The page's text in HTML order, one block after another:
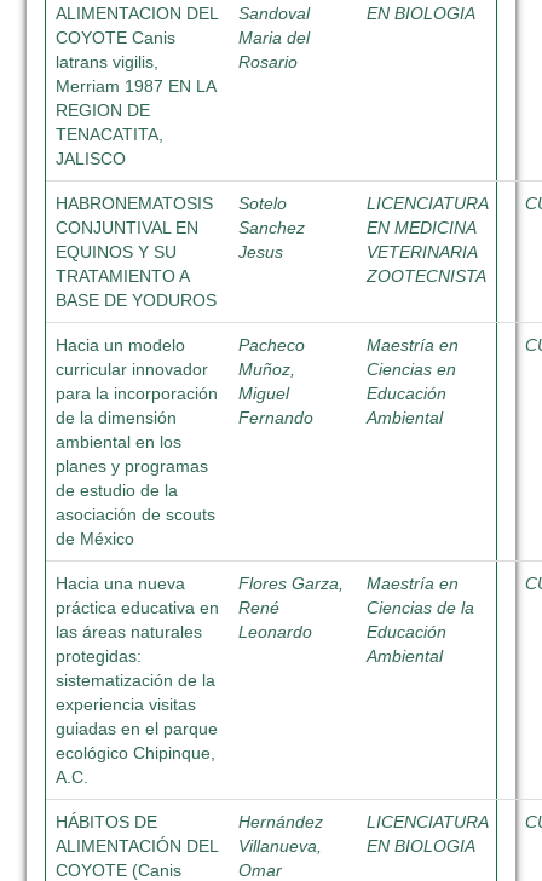
ALIMENTACION DEL
COYOTE Canis
latrans vigilis,
Merriam 1987 EN LA
REGION DE
TENACATITA,
JALISCO
Sandoval
Maria del
Rosario
EN BIOLOGIA
HABRONEMATOSIS
CONJUNTIVAL EN
EQUINOS Y SU
TRATAMIENTO A
BASE DE YODUROS
Sotelo
Sanchez
Jesus
LICENCIATURA
EN MEDICINA
VETERINARIA
ZOOTECNISTA
Hacia un modelo
curricular innovador
para la incorporación
de la dimensión
ambiental en los
planes y programas
de estudio de la
asociación de scouts
de México
Pacheco
Muñoz,
Miguel
Fernando
Maestría en
Ciencias en
Educación
Ambiental
Hacia una nueva
práctica educativa en
las áreas naturales
protegidas:
sistematización de la
experiencia visitas
guiadas en el parque
ecológico Chipinque,
A.C.
Flores Garza,
René
Leonardo
Maestría en
Ciencias de la
Educación
Ambiental
HÁBITOS DE
ALIMENTACIÓN DEL
COYOTE (Canis
Hernández
Villanueva,
Omar
LICENCIATURA
EN BIOLOGIA